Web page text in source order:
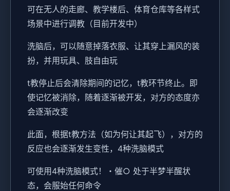
可在无人的走廊、教学楼后、体育仓库等各样式
场景中进行调教（目前开发中）
洗脑后，可以随意掉落衣服、让其穿上漏风的装
扮，并用玩具、肢自由玩
t教停止后会清除期间的记忆，t教环节终止。即
使记忆被消除，随着逐渐被开发，对方的态度亦
会逐渐改变
此面，根据t教方法（如为何让其起飞），对方的
反应也会逐渐发生变性，4种洗脑模式
可使用4种洗脑模式！・催○ 处于半梦半醒状
态，会服始任何命令